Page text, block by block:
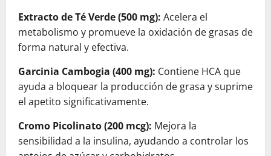
Extracto de Té Verde (500 mg): Acelera el
metabolismo y promueve la oxidación de grasas de
forma natural y efectiva.
Garcinia Cambogia (400 mg): Contiene HCA que
ayuda a bloquear la producción de grasa y suprime
el apetito significativamente.
Cromo Picolinato (200 mcg): Mejora la
sensibilidad a la insulina, ayudando a controlar los